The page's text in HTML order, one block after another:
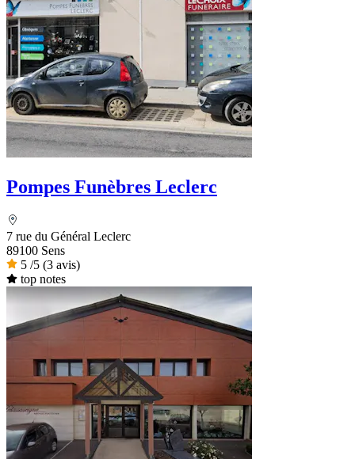
Pompes Funèbres Leclerc
7 rue du Général Leclerc
89100 Sens
5 /5 (3 avis)
top notes